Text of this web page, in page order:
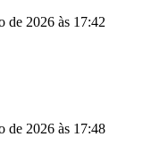
de 2026 às 17:42
de 2026 às 17:48